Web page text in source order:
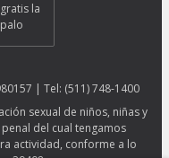
la
| Tel: (511) 748-1400
sexual de niños, niñas y
del cual tengamos
actividad, conforme a lo